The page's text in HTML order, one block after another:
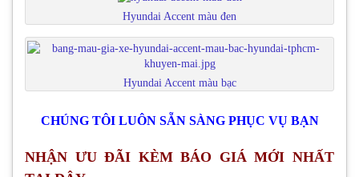
Hyundai Accent màu đen
Hyundai Accent màu bạc
CHÚNG TÔI LUÔN SẴN SÀNG PHỤC VỤ BẠN
NHẬN ƯU ĐÃI KÈM BÁO GIÁ MỚI NHẤT